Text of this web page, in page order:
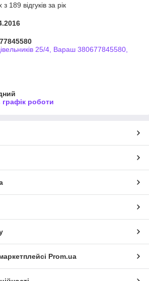
189 відгуків за рік
25/4, Вараш 380677845580,
роботи
Prom.ua